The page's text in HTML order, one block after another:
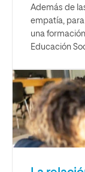
Además de
empatía,
una
Educación